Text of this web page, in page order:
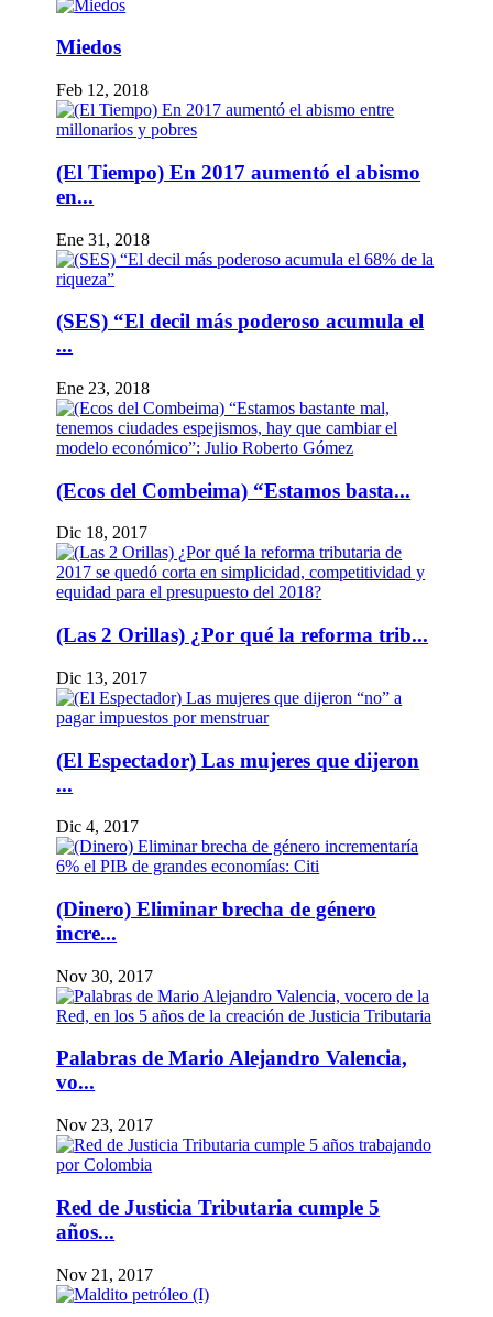
Miedos
Feb 12, 2018
(El Tiempo) En 2017 aumentó el abismo
en...
Ene 31, 2018
(SES) “El decil más poderoso acumula el
...
Ene 23, 2018
(Ecos del Combeima) “Estamos basta...
Dic 18, 2017
(Las 2 Orillas) ¿Por qué la reforma trib...
Dic 13, 2017
(El Espectador) Las mujeres que dijeron
...
Dic 4, 2017
(Dinero) Eliminar brecha de género
incre...
Nov 30, 2017
Palabras de Mario Alejandro Valencia,
vo...
Nov 23, 2017
Red de Justicia Tributaria cumple 5
años...
Nov 21, 2017